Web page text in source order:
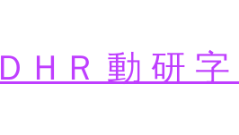
ＤＨＲ 動 研